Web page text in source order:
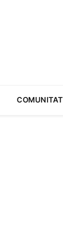
COMUNITAT